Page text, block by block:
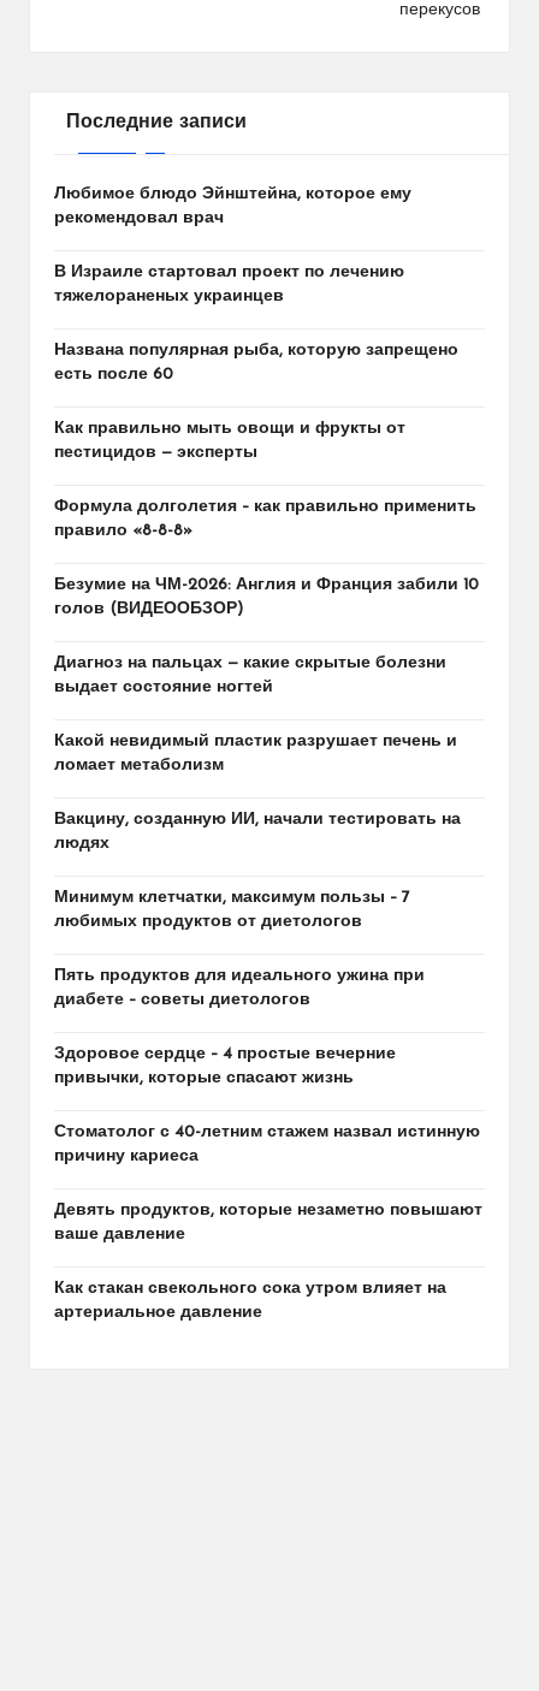
перекусов
Последние записи
Любимое блюдо Эйнштейна, которое ему
рекомендовал врач
В Израиле стартовал проект по лечению
тяжелораненых украинцев
Названа популярная рыба, которую запрещено
есть после 60
Как правильно мыть овощи и фрукты от
пестицидов — эксперты
Формула долголетия – как правильно применить
правило «8-8-8»
Безумие на ЧМ-2026: Англия и Франция забили 10
голов (ВИДЕООБЗОР)
Диагноз на пальцах — какие скрытые болезни
выдает состояние ногтей
Какой невидимый пластик разрушает печень и
ломает метаболизм
Вакцину, созданную ИИ, начали тестировать на
людях
Минимум клетчатки, максимум пользы – 7
любимых продуктов от диетологов
Пять продуктов для идеального ужина при
диабете – советы диетологов
Здоровое сердце – 4 простые вечерние
привычки, которые спасают жизнь
Стоматолог с 40-летним стажем назвал истинную
причину кариеса
Девять продуктов, которые незаметно повышают
ваше давление
Как стакан свекольного сока утром влияет на
артериальное давление